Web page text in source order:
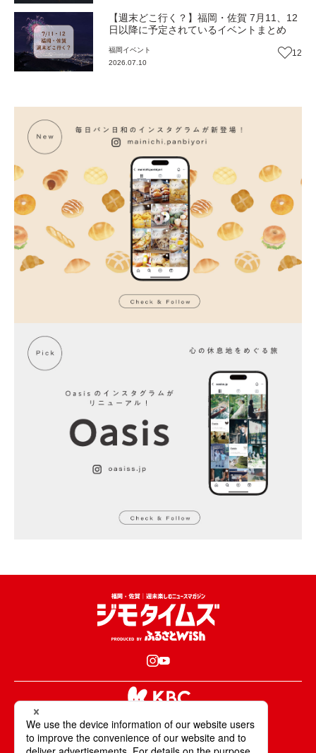
【週末どこ行く？】福岡・佐賀 7月11、12
日以降に予定されているイベントまとめ
福岡 イベント
2026.07.10
12
KBCが取材・撮影した情報・映像は国内外の
テレビ・ラジオ・インターネットなどで放送・配信します。